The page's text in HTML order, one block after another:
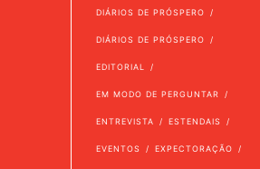
DIÁRIOS DE PRÓSPERO
DIÁRIOS DE PRÓSPERO
EDITORIAL
EM MODO DE PERGUNTAR
ENTREVISTA ESTENDAIS
EVENTOS EXPECTORAÇÃO